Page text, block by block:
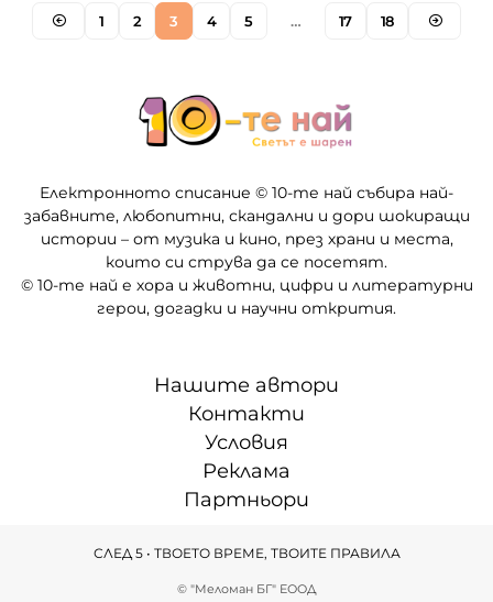
1 2 3 4 5 … 17 18
Електронното списание © 10-те най събира най-
забавните, любопитни, скандални и дори шокиращи
истории – от музика и кино, през храни и места,
които си струва да се посетят.
© 10-те най е хора и животни, цифри и литературни
герои, догадки и научни открития.
Нашите автори
Контакти
Условия
Реклама
Партньори
© "Меломан БГ" ЕООД
СЛЕД 5 • ТВОЕТО ВРЕМЕ, ТВОИТЕ ПРАВИЛА